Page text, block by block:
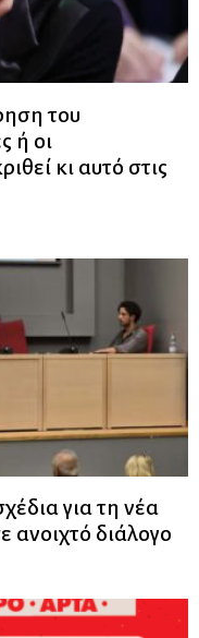
του
ή οι
κι αυτό στις
για τη νέα
ανοιχτό διάλογο